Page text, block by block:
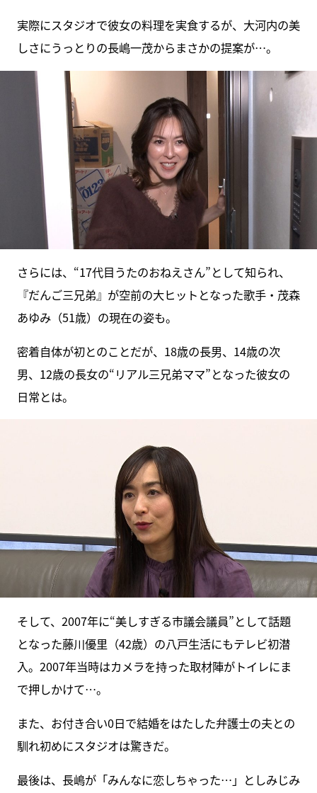
実際にスタジオで彼女の料理を実食するが、大河内の美
しさにうっとりの長嶋一茂からまさかの提案が…。
さらには、“17代目うたのおねえさん”として知られ、
『だんご三兄弟』が空前の大ヒットとなった歌手・茂森
あゆみ（51歳）の現在の姿も。
密着自体が初とのことだが、18歳の長男、14歳の次
男、12歳の長女の“リアル三兄弟ママ”となった彼女の
日常とは。
そして、2007年に“美しすぎる市議会議員”として話題
となった藤川優里（42歳）の八戸生活にもテレビ初潜
入。2007年当時はカメラを持った取材陣がトイレにま
で押しかけて…。
また、お付き合い0日で結婚をはたした弁護士の夫との
馴れ初めにスタジオは驚きだ。
最後は、長嶋が「みんなに恋しちゃった…」としみじみ